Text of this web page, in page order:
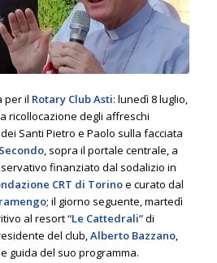
per il Rotary Club Asti: lunedì 8 luglio,
ricollocazione degli affreschi
Santi Pietro e Paolo sulla facciata
, sopra il portale centrale, a
finanziato dal sodalizio in
CRT di Torinoe curato dal
; il giorno seguente, martedì
al resort“Le Cattedrali”di
del club,Alberto Bazzano,
guida del suo programma.